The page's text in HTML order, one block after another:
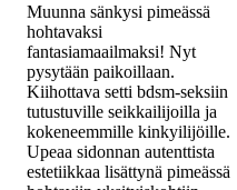
Muunna sänkysi pimeässä
hohtavaksi
fantasiamaailmaksi! Nyt
pysytään paikoillaan.
Kiihottava setti bdsm-seksiin
tutustuville seikkailijoilla ja
kokeneemmille kinkyilijöille.
Upeaa sidonnan autenttista
estetiikkaa lisättynä pimeässä